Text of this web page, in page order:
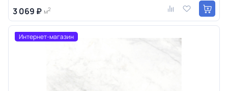
3 069 ₽ м2
Интернет-магазин